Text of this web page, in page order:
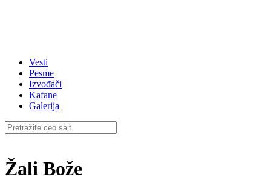
Vesti
Pesme
Izvođači
Kafane
Galerija
Žali Bože